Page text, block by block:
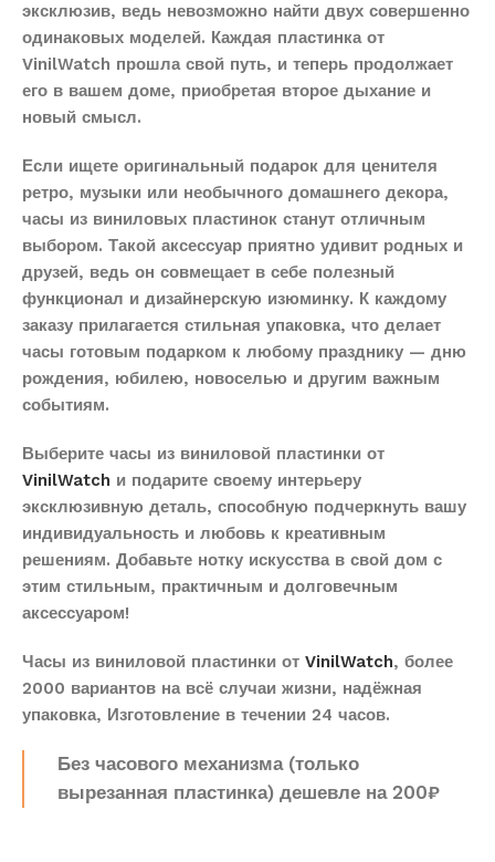
эксклюзив, ведь невозможно найти двух совершенно
одинаковых моделей. Каждая пластинка от
VinilWatch прошла свой путь, и теперь продолжает
его в вашем доме, приобретая второе дыхание и
новый смысл.
Если ищете оригинальный подарок для ценителя
ретро, музыки или необычного домашнего декора,
часы из виниловых пластинок станут отличным
выбором. Такой аксессуар приятно удивит родных и
друзей, ведь он совмещает в себе полезный
функционал и дизайнерскую изюминку. К каждому
заказу прилагается стильная упаковка, что делает
часы готовым подарком к любому празднику — дню
рождения, юбилею, новоселью и другим важным
событиям.
Выберите часы из виниловой пластинки от
VinilWatch и подарите своему интерьеру
эксклюзивную деталь, способную подчеркнуть вашу
индивидуальность и любовь к креативным
решениям. Добавьте нотку искусства в свой дом с
этим стильным, практичным и долговечным
аксессуаром!
Часы из виниловой пластинки от VinilWatch, более
2000 вариантов на всё случаи жизни, надёжная
упаковка, Изготовление в течении 24 часов.
Без часового механизма (только
вырезанная пластинка) дешевле на 200₽